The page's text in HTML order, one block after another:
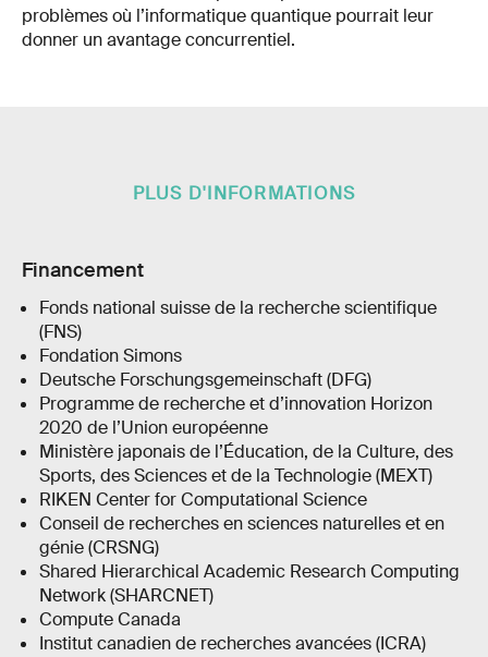
problèmes où l’informatique quantique pourrait leur
donner un avantage concurrentiel.
PLUS D'INFORMATIONS
Financement
Fonds national suisse de la recherche scientifique
(FNS)
Fondation Simons
Deutsche Forschungsgemeinschaft (DFG)
Programme de recherche et d’innovation Horizon
2020 de l’Union européenne
Ministère japonais de l’Éducation, de la Culture, des
Sports, des Sciences et de la Technologie (MEXT)
RIKEN Center for Computational Science
Conseil de recherches en sciences naturelles et en
génie (CRSNG)
Shared Hierarchical Academic Research Computing
Network (SHARCNET)
Compute Canada
Institut canadien de recherches avancées (ICRA)